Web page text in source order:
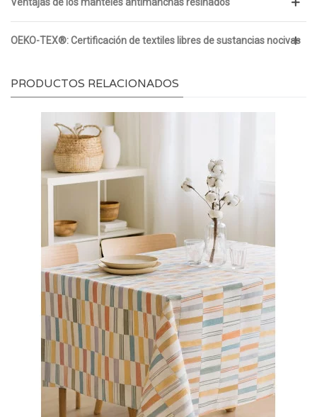
OEKO-TEX®: Certificación de textiles libres de sustancias nocivas
PRODUCTOS RELACIONADOS